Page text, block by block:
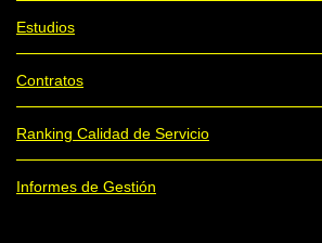
Estudios
Contratos
Ranking Calidad de Servicio
Informes de Gestión